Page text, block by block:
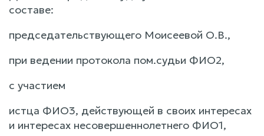
составе:
председательствующего Моисеевой О.В.,
при ведении протокола пом.судьи ФИО2,
с участием
истца ФИО3, действующей в своих интересах
и интересах несовершеннолетнего ФИО1,